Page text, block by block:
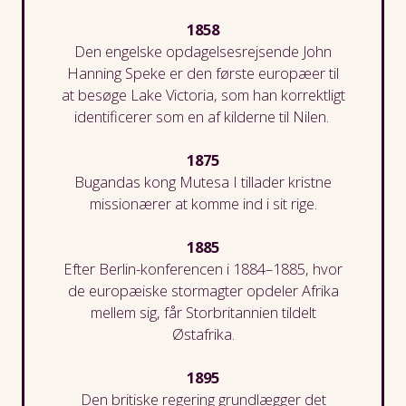
diskrimination. Centret er dels et undervisningssted og
dels et sted, hvor kvinderne bliver trænet i forskellige
håndværk, så de kan tjene deres egne penge.
1858
Den engelske opdagelsesrejsende John
Hanning Speke er den første europæer til
at besøge Lake Victoria, som han korrektligt
identificerersom en af kilderne til Nilen.
1875
Bugandas kong Mutesa I tillader kristne
missionærer at komme ind i sitrige.
1885
Efter Berlin-konferencen i 1884–1885, hvor
de europæiske stormagter opdelerAfrika
mellem sig, får Storbritannientildelt
Østafrika.
1895
Den britiske regering grundlæggerdet